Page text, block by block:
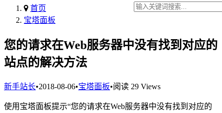
首页
宝塔面板
您的请求在Web服务器中没有找到对应的
站点的解决方法
新手站长•2018-08-06•宝塔面板•阅读 29 Views
使用宝塔面板提示“您的请求在Web服务器中没有找到对应的